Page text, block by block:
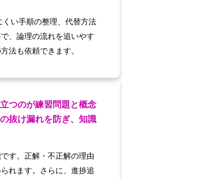
い手順の整理、代替方法
、論理の流れを追いやす
法も依頼できます。
つのが練習問題と概念
抜け漏れを防ぎ、知識
す。正解・不正解の理由
れます。さらに、進捗追